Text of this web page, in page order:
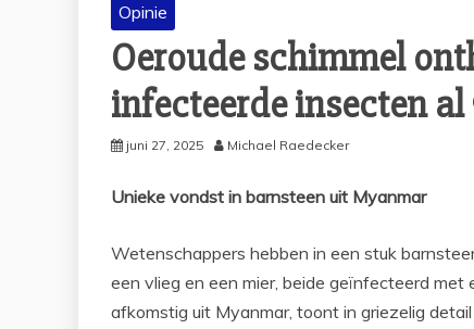
Opinie
Oeroude schimmel
infecteerde insecten
juni 27, 2025 Michael Raedecker
Unieke vondst in barnsteen uit Myanmar
Wetenschappers hebben in een stuk
een vlieg en een mier, beide geïnfecteerd met
afkomstig uit Myanmar, toont in griezelig